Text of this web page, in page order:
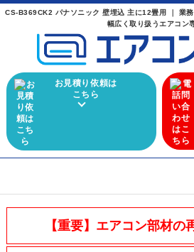
CS-B369CK2 パナソニック 壁埋込 主に12畳用 ｜ 業
幅広く取り扱うエアコン
お見積り依頼は
こちら
エアコンを選
Airconditioner
店舗案内
【重要】エアコン部材の